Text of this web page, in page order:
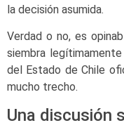
la decisión asumida.
Verdad o no, es
siembra
del Estado de Chile
mucho trecho.
Una discusión